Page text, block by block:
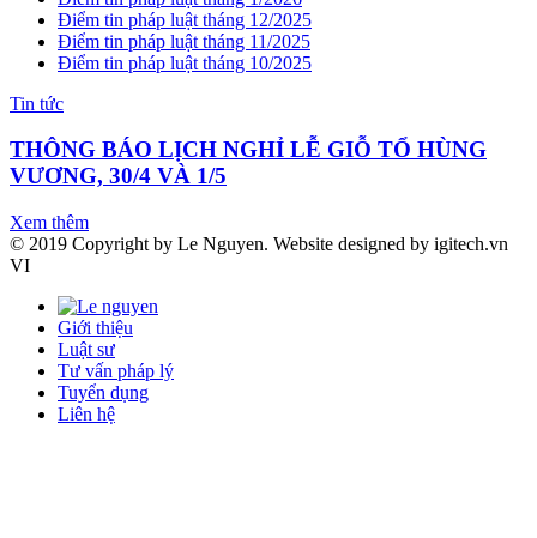
Điểm tin pháp luật tháng 12/2025
Điểm tin pháp luật tháng 11/2025
Điểm tin pháp luật tháng 10/2025
Tin tức
THÔNG BÁO LỊCH NGHỈ LỄ GIỖ TỔ HÙNG
VƯƠNG, 30/4 VÀ 1/5
Xem thêm
© 2019 Copyright by Le Nguyen. Website designed by igitech.vn
VI
Giới thiệu
Luật sư
Tư vấn pháp lý
Tuyển dụng
Liên hệ